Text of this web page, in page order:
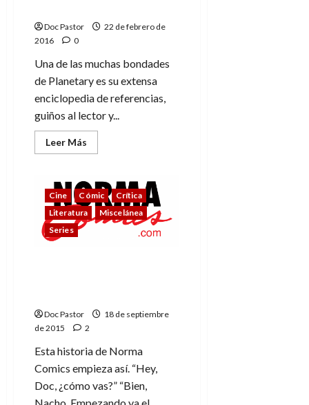
Doc Pastor
22 de febrero de
2016
0
Una de las muchas bondades
de Planetary es su extensa
enciclopedia de referencias,
guiños al lector y...
Leer Más
más
Especial
Planetary.
Referencias
(tomo
uno)
Cine Cómic
Crítica
Literatura
Miscelánea
Series
Doc Pastor
18 de septiembre
de 2015
2
Esta historia de Norma
Comics empieza así. “Hey,
Doc, ¿cómo vas?” “Bien,